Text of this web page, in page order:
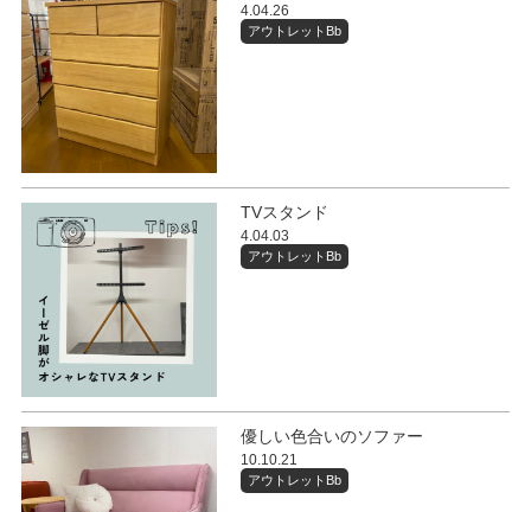
4.04.26
アウトレットBb
TVスタンド
4.04.03
アウトレットBb
優しい色合いのソファー
10.10.21
アウトレットBb